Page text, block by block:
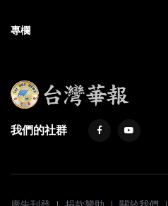
專欄
我們的社群